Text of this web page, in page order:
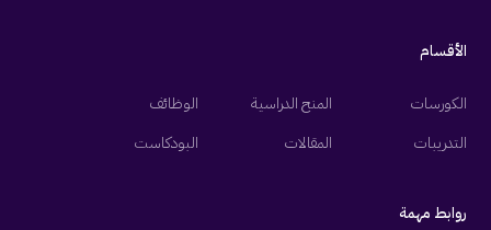
الأقسام
الكورسات المنح الدراسية
الوظائف
التدريبات
المقالات البودكاست
روابط مهمة